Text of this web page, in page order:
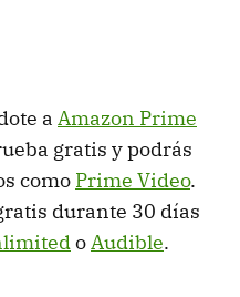
a Amazon Prime
gratis y podrás
como Prime Video.
durante 30 días
oAudible.